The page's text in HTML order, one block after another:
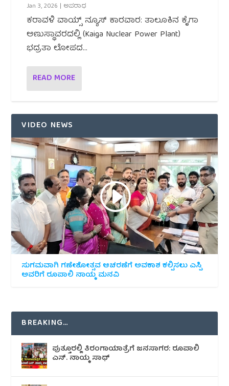
Jan 3, 2026 | ಅಪರಾಧ
ಕರಾವಳಿ ವಾಯ್ಸ್ ನ್ಯೂಸ್ ಕಾರವಾರ: ತಾಲೂಕಿನ ಕೈಗಾ
ಅಣುಸ್ಥಾವರದಲ್ಲಿ (Kaiga Nuclear Power Plant)
ಭದ್ರತಾ ಲೋಪದ...
READ MORE
VIDEO NEWS
ಸುಗಮವಾಗಿ ಗಣೇಶೋತ್ಸವ ಆಚರಣೆಗೆ ಅವಕಾಶ ಕಲ್ಪಿಸಲು ಎಸ್ಪಿ
ಅವರಿಗೆ ರೂಪಾಲಿ ನಾಯ್ಕ ಮನವಿ
BREAKING…
ಪುತ್ತೂರಲ್ಲಿ ತಿರಂಗಾಯಾತ್ರೆಗೆ ಜನಸಾಗರ: ರೂಪಾಲಿ
ಎಸ್. ನಾಯ್ಕ ಸಾಥ್